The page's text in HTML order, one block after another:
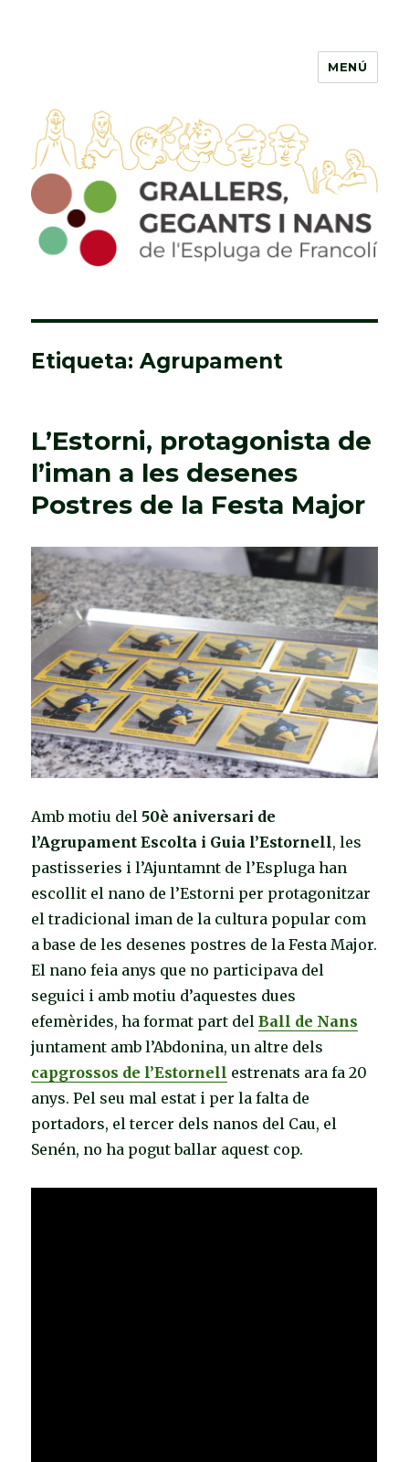
Grallers, Gegants i Nans de
l'Espluga de Francolí
MENÚ
Etiqueta: Agrupament
L’Estorni, protagonista de
l’iman a les desenes
Postres de la Festa Major
Amb motiu del 50è aniversari de
l’Agrupament Escolta i Guia l’Estornell, les
pastisseries i l’Ajuntamnt de l’Espluga han
escollit el nano de l’Estorni per protagonitzar
el tradicional iman de la cultura popular com
a base de les desenes postres de la Festa Major.
El nano feia anys que no participava del
seguici i amb motiu d’aquestes dues
efemèrides, ha format part delBall de Nans
juntament amb l’Abdonina, un altre dels
capgrossos de l’Estornell estrenats ara fa 20
anys. Pel seu mal estat i per la falta de
portadors, el tercer dels nanos del Cau, el
Senén, no ha pogut ballar aquest cop.